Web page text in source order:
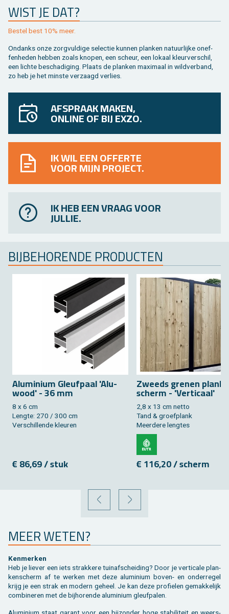
WIST JE DAT?
Be­stel best 10% meer.
On­danks onze zorg­vul­di­ge se­lec­tie kun­nen plan­ken na­tuur­lij­ke on­ef­
fen­he­den heb­ben zoals kno­pen, een scheur, een lo­kaal kleur­ver­schil,
een lich­te be­scha­di­ging. Plaats de plan­ken maxi­maal in wild­ver­band,
zo heb je het min­ste ver­zaagd ver­lies.
AFSPRAAK MAKEN,
ONLINE OF BIJ EXZO.
IK WIL EEN OFFERTE
VOOR MIJN PROJECT.
IK HEB EEN VRAAG VOOR
JULLIE.
BIJ­BE­HO­REN­DE PRO­DUC­TEN
Alu­mi­ni­um Gleuf­paal 'Alu-
wood' - 36 mm
8 x 6 cm
Leng­te: 270 / 300 cm
Ver­schil­len­de kleu­ren
€ 86,69 / stuk
Zweeds gre­nen
scherm - 'Ver­ti­caal'
2,8 x 13 cm netto
Tand & groef­plank
Meer­de­re leng­tes
€ 116,20 / scherm
VORIGE VOLGENDE
MEER WETEN?
Ken­mer­ken
Heb je lie­ver een iets strak­ke­re tuin­af­schei­ding? Door je ver­ti­ca­le plan­
ken­scherm af te wer­ken met deze alu­mi­ni­um boven- en on­der­re­gel
krijg je een strak en mo­dern ge­heel. Je kan deze pro­fie­len ge­mak­ke­lijk
com­bi­ne­ren met de bij­ho­ren­de alu­mi­ni­um gleuf­pa­len.